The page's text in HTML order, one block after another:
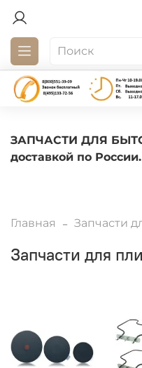
ЗАПЧАСТИ ДЛЯ
доставкой
Главная Запчасти
Запчасти для